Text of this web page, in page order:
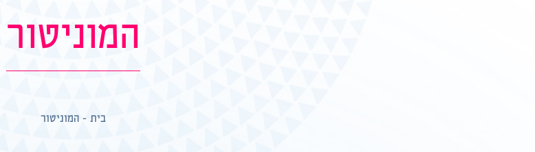
פורום מומחים
המוניטור
בית -המוניטור